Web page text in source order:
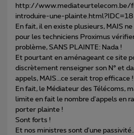
http://
introduire-une-plainte.html?IDC=18
En fait, il en existe plusieurs, MAIS
pour les techniciens Proximus
problème, SANS PLAINTE: Nada !
Et pourtant en aménageant ce site
discrètement renseigner son N° et
appels, MAIS...ce serait trop efficace
En fait, le Médiateur des Télécoms,
limite en fait le nombre d'appels en
porter plainte !
Sont forts !
Et nos ministres sont d'une